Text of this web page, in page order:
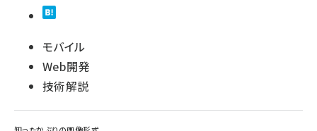
モバイル
Web開発
技術解説